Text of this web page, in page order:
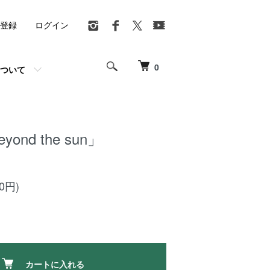
0
いて
録 ログイン
the sun」
円)
カートに入れる